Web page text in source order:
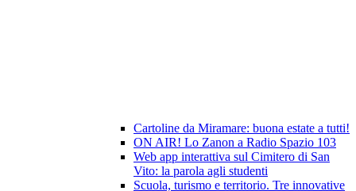
Cartoline da Miramare: buona estate a tutti!
ON AIR! Lo Zanon a Radio Spazio 103
Web app interattiva sul Cimitero di San
Vito: la parola agli studenti
Scuola, turismo e territorio. Tre innovative